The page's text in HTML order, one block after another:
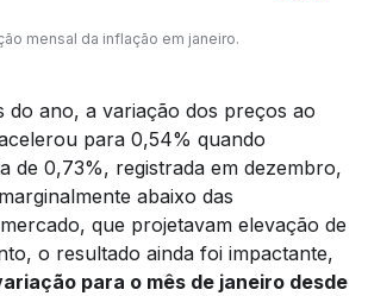
mensal da inflação em janeiro.
do ano, a variação dos preços ao
para 0,54% quando
de 0,73%, registrada em dezembro,
abaixo das
que projetavam elevação de
o resultado ainda foi impactante,
para o mês de janeiro desde